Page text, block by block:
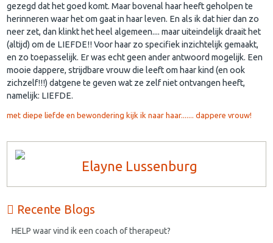
gezegd dat het goed komt. Maar bovenal haar heeft geholpen te
herinneren waar het om gaat in haar leven. En als ik dat hier dan zo
neer zet, dan klinkt het heel algemeen.... maar uiteindelijk draait het
(altijd) om de LIEFDE!! Voor haar zo specifiek inzichtelijk gemaakt,
en zo toepasselijk. Er was echt geen ander antwoord mogelijk. Een
mooie dappere, strijdbare vrouw die leeft om haar kind (en ook
zichzelf!!!) datgene te geven wat ze zelf niet ontvangen heeft,
namelijk: LIEFDE.
met diepe liefde en bewondering kijk ik naar haar....... dappere vrouw!
Elayne Lussenburg
Recente Blogs
HELP waar vind ik een coach of therapeut?